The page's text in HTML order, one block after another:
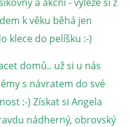
NÁM :-)
Fretky Boleslav, z.s.
Trnová 15
294 25 Katusice
k věku běhá jen
klece do pelíšku :-)
domů.. už si u nás
s návratem do své
:-) Získat si Angela
nádherný, obrovský